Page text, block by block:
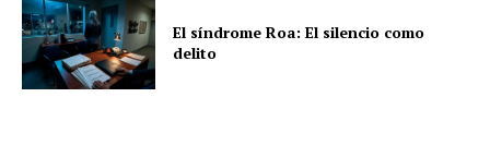
El síndrome Roa: El silencio como
delito